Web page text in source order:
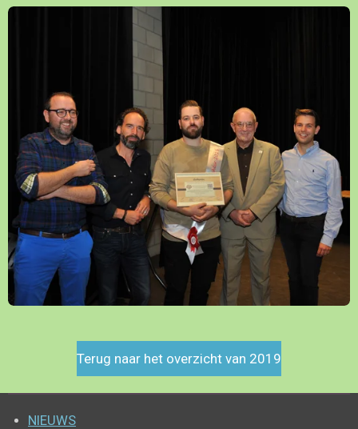
Terug naar het overzicht van 2019
NIEUWS